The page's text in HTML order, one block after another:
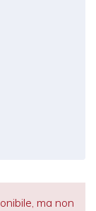
ma non